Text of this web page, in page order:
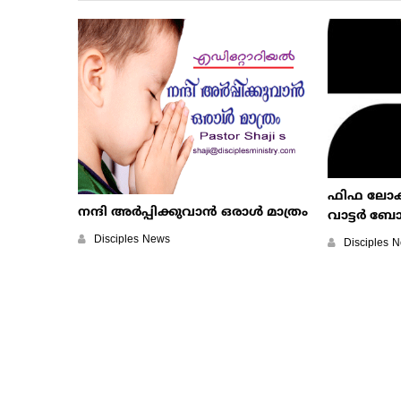
നന്ദി അര്‍പ്പിക്കുവാന്‍ ഒരാള്‍ മാത്രം
Disciples News
ഫിഫ
വാട്ടർ
Disciples